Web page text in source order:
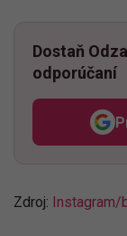
Dostaň
odporúčaní
Zdroj: Instagram/